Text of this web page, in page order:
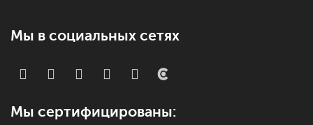
Мы в социальных сетях
Мы сертифицированы: